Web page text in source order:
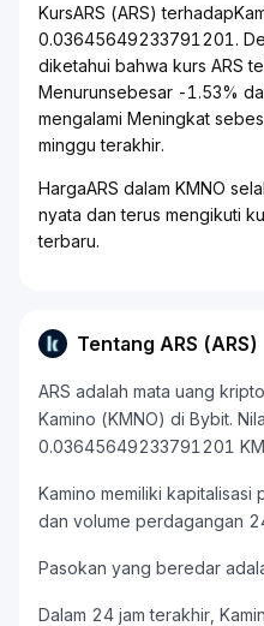
KursARS (ARS)
0.03645649233791201.
diketahui bahwa kurs ARS
Menurunsebesar -1.53%
mengalami Meningkat
minggu terakhir.
HargaARS dalam KMNO
nyata dan terus mengikuti
terbaru.
Tentang ARS (ARS)
ARS adalah mata uang
Kamino (KMNO) di Bybit.
0.03645649233791201
Kamino memiliki kapitalisasi
dan volume perdagangan
Pasokan yang beredar
Dalam 24 jam terakhir,